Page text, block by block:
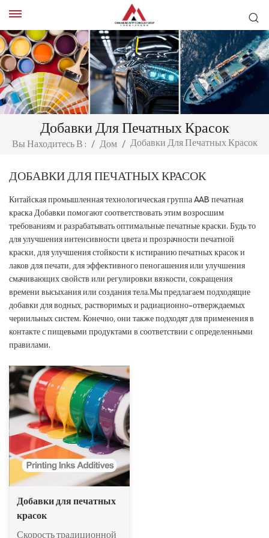
Добавки Для Печатных Красок
Вы Находитесь В : / Дом / Добавки Для Печатных Красок
ДОБАВКИ ДЛЯ ПЕЧАТНЫХ КРАСОК
Китайская промышленная технологическая группа AAB печатная
краска Добавки помогают соответствовать этим возросшим
требованиям и разрабатывать оптимальные печатные краски. Будь то
для улучшения интенсивности цвета и прозрачности печатной
краски, для улучшения стойкости к истиранию печатных красок и
лаков для печати, для эффективного пеногашения или улучшения
смачивающих свойств или регулировки вязкости, сокращения
времени высыхания или создания тела.Мы предлагаем подходящие
добавки для водных, растворимых и радиационно-отверждаемых
чернильных систем. Конечно, они также подходят для применения в
контакте с пищевыми продуктами в соответствии с определенными
правилами.
Добавки для печатных
красок
Скорость традиционной